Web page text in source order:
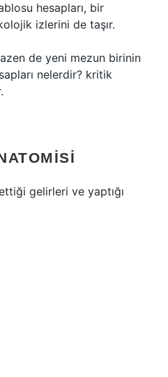
hesapları, bir
izlerini de taşır.
de yeni mezun birinin
nelerdir? kritik
gelirleri ve yaptığı